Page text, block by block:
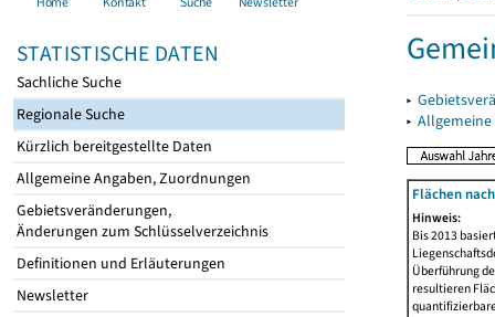
STATISTISCHE DATEN
Sachliche Suche
Regionale Suche
Kürzlich bereitgestellte Daten
Allgemeine Angaben, Zuordnungen
Gebietsveränderungen,
Änderungen zum Schlüsselverzeichnis
Definitionen und Erläuterungen
Newsletter
▸
▸
Flächen
Hinweis:
Bis 2013
Überführung
resultieren